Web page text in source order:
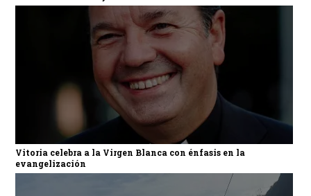
Vitoria celebra a la Virgen Blanca con énfasis en la
evangelización